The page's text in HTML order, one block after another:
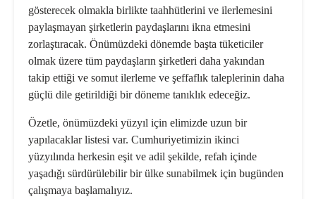
gösterecek olmakla birlikte taahhütlerini ve ilerlemesini
paylaşmayan şirketlerin paydaşlarını ikna etmesini
zorlaştıracak. Önümüzdeki dönemde başta tüketiciler
olmak üzere tüm paydaşların şirketleri daha yakından
takip ettiği ve somut ilerleme ve şeffaflık taleplerinin daha
güçlü dile getirildiği bir döneme tanıklık edeceğiz.
Özetle, önümüzdeki yüzyıl için elimizde uzun bir
yapılacaklar listesi var. Cumhuriyetimizin ikinci
yüzyılında herkesin eşit ve adil şekilde, refah içinde
yaşadığı sürdürülebilir bir ülke sunabilmek için bugünden
çalışmaya başlamalıyız.